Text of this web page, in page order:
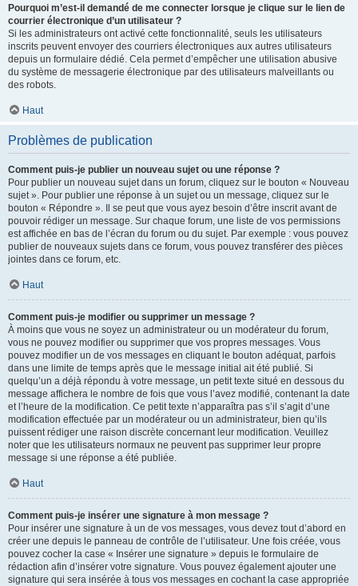
Pourquoi m’est-il demandé de me connecter lorsque je clique sur le lien de
courrier électronique d’un utilisateur ?
Si les administrateurs ont activé cette fonctionnalité, seuls les utilisateurs
inscrits peuvent envoyer des courriers électroniques aux autres utilisateurs
depuis un formulaire dédié. Cela permet d’empêcher une utilisation abusive
du système de messagerie électronique par des utilisateurs malveillants ou
des robots.
Haut
Problèmes de publication
Comment puis-je publier un nouveau sujet ou une réponse ?
Pour publier un nouveau sujet dans un forum, cliquez sur le bouton « Nouveau
sujet ». Pour publier une réponse à un sujet ou un message, cliquez sur le
bouton « Répondre ». Il se peut que vous ayez besoin d’être inscrit avant de
pouvoir rédiger un message. Sur chaque forum, une liste de vos permissions
est affichée en bas de l’écran du forum ou du sujet. Par exemple : vous pouvez
publier de nouveaux sujets dans ce forum, vous pouvez transférer des pièces
jointes dans ce forum, etc.
Haut
Comment puis-je modifier ou supprimer un message ?
À moins que vous ne soyez un administrateur ou un modérateur du forum,
vous ne pouvez modifier ou supprimer que vos propres messages. Vous
pouvez modifier un de vos messages en cliquant le bouton adéquat, parfois
dans une limite de temps après que le message initial ait été publié. Si
quelqu’un a déjà répondu à votre message, un petit texte situé en dessous du
message affichera le nombre de fois que vous l’avez modifié, contenant la date
et l’heure de la modification. Ce petit texte n’apparaîtra pas s’il s’agit d’une
modification effectuée par un modérateur ou un administrateur, bien qu’ils
puissent rédiger une raison discrète concernant leur modification. Veuillez
noter que les utilisateurs normaux ne peuvent pas supprimer leur propre
message si une réponse a été publiée.
Haut
Comment puis-je insérer une signature à mon message ?
Pour insérer une signature à un de vos messages, vous devez tout d’abord en
créer une depuis le panneau de contrôle de l’utilisateur. Une fois créée, vous
pouvez cocher la case « Insérer une signature » depuis le formulaire de
rédaction afin d’insérer votre signature. Vous pouvez également ajouter une
signature qui sera insérée à tous vos messages en cochant la case appropriée